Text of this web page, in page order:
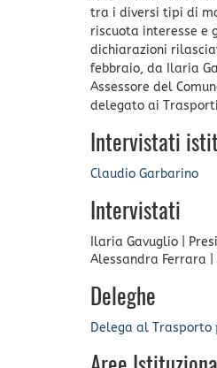
tra i diversi tipi di
riscuota interesse e
dichiarazioni
febbraio, da Ilaria
Assessore del
delegato ai
Intervistati
Claudio Garbarino
Intervistati
Ilaria Gavuglio
Alessandra Ferrara
Deleghe
Delega al